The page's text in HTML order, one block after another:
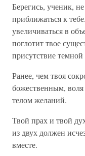
Берегись, ученик,
приближаться к
увеличиваться в
поглотит твое
присутствие
Ранее, чем твоя
божественным, воля
телом желаний.
Твой прах и твой
из двух должен
вместе.